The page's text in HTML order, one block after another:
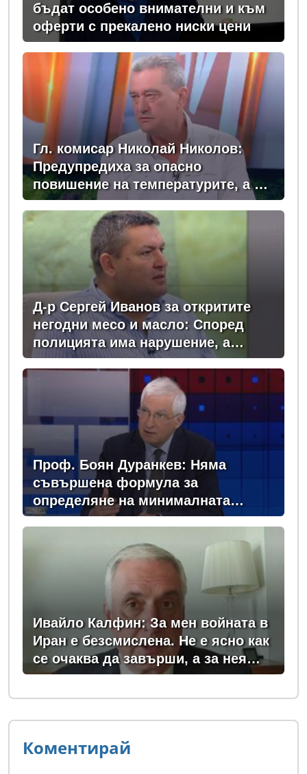
бъдат особено внимателни и към
оферти с прекалено ниски цени
Гл. комисар Николай Николов:
Предупредиха за опасно
повишение на температурите, а в
момента сме в сърцевината на
най-опасното време
Д-р Сергей Иванов за откритите
негодни месо и масло: Според
полицията има нарушение, а
според БАБХ – няма
Проф. Боян Дуранкев: Няма
съвършена формула за
определяне на минималната
заплата
Ивайло Калфин: За мен войната в
Иран е безсмислена. Не е ясно как
се очаква да завърши, а за нея
плащаме всички - и в България, и
в Европа
Коментирай